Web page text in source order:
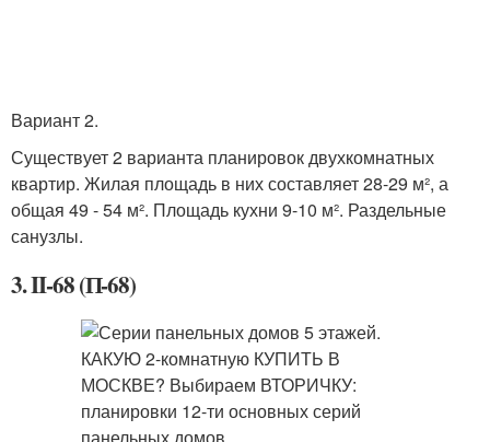
Вариант 2.
Существует 2 варианта планировок двухкомнатных
квартир. Жилая площадь в них составляет 28-29 м², а
общая 49 - 54 м². Площадь кухни 9-10 м². Раздельные
санузлы.
3. II-68 (П-68)